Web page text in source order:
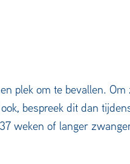
plek om te bevallen. Om
bespreek dit dan
weken of langer